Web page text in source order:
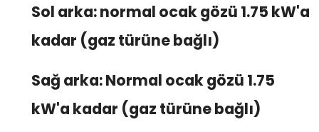
Sol arka: normal ocak gözü 1.75 kW'a
kadar (gaz türüne bağlı)
Sağ arka: Normal ocak gözü 1.75
kW'a kadar (gaz türüne bağlı)